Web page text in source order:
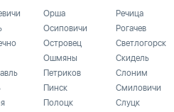
Орша
Осиповичи
Островец
Ошмяны
Петриков
Пинск
Полоцк
Речица
Рогачев
Светлогорск
Скидель
Слоним
Смиловичи
Слуцк